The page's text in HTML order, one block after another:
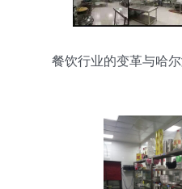
餐饮行业的变革与哈